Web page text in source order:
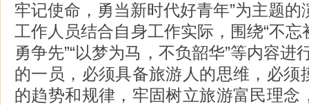
牢记使命，勇当新时代好青年”为主题
工作人员结合自身工作实际，围绕“不
勇争先”“以梦为马，不负韶华”等内容进
的一员，必须具备旅游人的思维，必须
的趋势和规律，牢固树立旅游富民理念